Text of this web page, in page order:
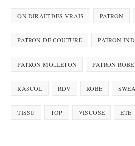
ON DIRAIT DES VRAIS PATRON
PATRON DE COUTURE PATRON
PATRON MOLLETON PATRON ROBE
RASCOL RDV ROBE
TISSU TOP VISCOSE ÉTÉ